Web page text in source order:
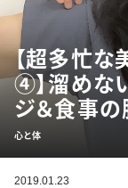
【超多忙
④】溜めな
ジ＆食事
心と体
2019.01.23